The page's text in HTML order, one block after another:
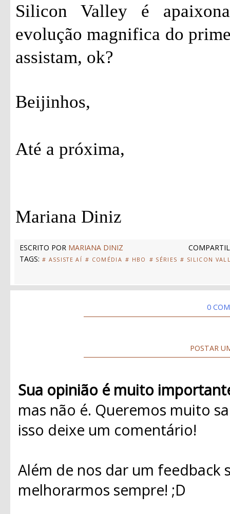
Silicon Valley é
evolução magnifica do
assistam, ok?
Beijinhos,
Até a próxima,
Mariana Diniz
ESCRITO POR MARIANA DINIZ
TAGS: # ASSISTE AÍ # COMÉDIA # HBO # SÉRIES # SILICON
0
POSTAR
Sua opinião é muito
mas não é. Queremos muito
isso deixe um comentário!
Além de nos dar um
melhorarmos sempre! ;D